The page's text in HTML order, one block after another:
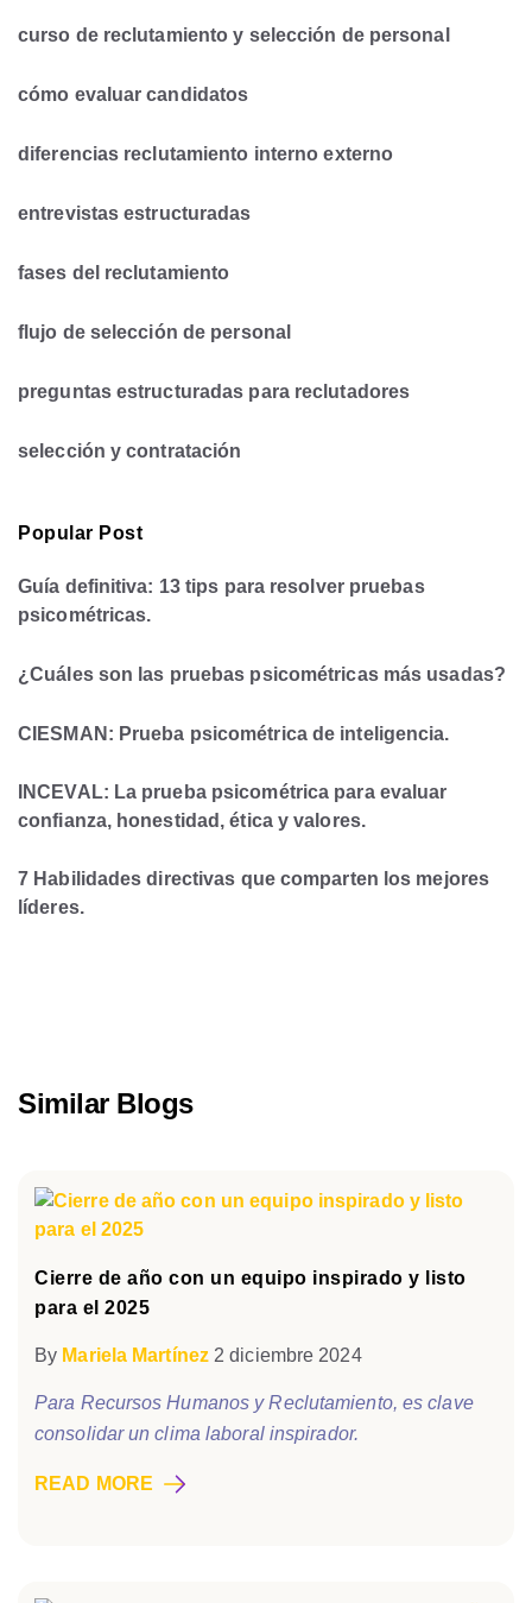
curso de reclutamiento y selección de personal
cómo evaluar candidatos
diferencias reclutamiento interno externo
entrevistas estructuradas
fases del reclutamiento
flujo de selección de personal
preguntas estructuradas para reclutadores
selección y contratación
Popular Post
Guía definitiva: 13 tips para resolver pruebas
psicométricas.
¿Cuáles son las pruebas psicométricas más usadas?
CIESMAN: Prueba psicométrica de inteligencia.
INCEVAL: La prueba psicométrica para evaluar
confianza, honestidad, ética y valores.
7 Habilidades directivas que comparten los mejores
líderes.
Similar Blogs
Cierre de año con un equipo inspirado y listo
para el 2025
By Mariela Martínez 2 diciembre 2024
Para Recursos Humanos y Reclutamiento, es clave
consolidar un clima laboral inspirador.
READ MORE